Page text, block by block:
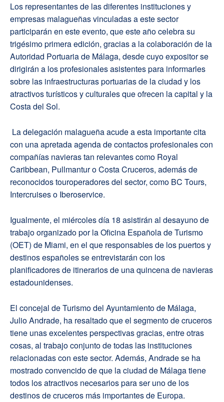
Los representantes de las diferentes instituciones y
empresas malagueñas vinculadas a este sector
participarán en este evento, que este año celebra su
trigésimo primera edición, gracias a la colaboración de la
Autoridad Portuaria de Málaga, desde cuyo expositor se
dirigirán a los profesionales asistentes para informarles
sobre las infraestructuras portuarias de la ciudad y los
atractivos turísticos y culturales que ofrecen la capital y la
Costa del Sol.
La delegación malagueña acude a esta importante cita
con una apretada agenda de contactos profesionales con
compañías navieras tan relevantes como Royal
Caribbean, Pullmantur o Costa Cruceros, además de
reconocidos touroperadores del sector, como BC Tours,
Intercruises o Iberoservice.
Igualmente, el miércoles día 18 asistirán al desayuno de
trabajo organizado por la Oficina Española de Turismo
(OET) de Miami, en el que responsables de los puertos y
destinos españoles se entrevistarán con los
planificadores de itinerarios de una quincena de navieras
estadounidenses.
El concejal de Turismo del Ayuntamiento de Málaga,
Julio Andrade, ha resaltado que el segmento de cruceros
tiene unas excelentes perspectivas gracias, entre otras
cosas, al trabajo conjunto de todas las instituciones
relacionadas con este sector. Además, Andrade se ha
mostrado convencido de que la ciudad de Málaga tiene
todos los atractivos necesarios para ser uno de los
destinos de cruceros más importantes de Europa.